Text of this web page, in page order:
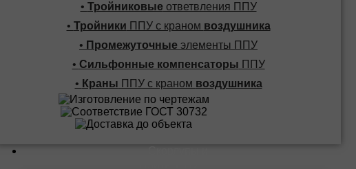
• Тройниковые ответвления ППУ
• Тройники ППУ с краном воздушника
• Промежуточные элементы ППУ
• Сильфонные компенсаторы ППУ
• Краны ППУ с краном воздушника